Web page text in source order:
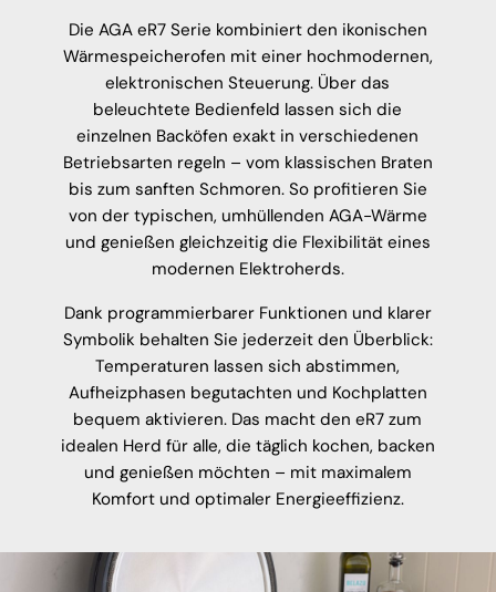
Die AGA eR7 Serie kombiniert den ikonischen
Wärmespeicherofen mit einer hochmodernen,
elektronischen Steuerung. Über das
beleuchtete Bedienfeld lassen sich die
einzelnen Backöfen exakt in verschiedenen
Betriebsarten regeln – vom klassischen Braten
bis zum sanften Schmoren. So profitieren Sie
von der typischen, umhüllenden AGA-Wärme
und genießen gleichzeitig die Flexibilität eines
modernen Elektroherds.
Dank programmierbarer Funktionen und klarer
Symbolik behalten Sie jederzeit den Überblick:
Temperaturen lassen sich abstimmen,
Aufheizphasen begutachten und Kochplatten
bequem aktivieren. Das macht den eR7 zum
idealen Herd für alle, die täglich kochen, backen
und genießen möchten – mit maximalem
Komfort und optimaler Energieeffizienz.